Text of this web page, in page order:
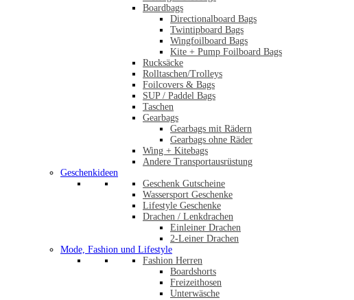
Boardbags
Directionalboard Bags
Twintipboard Bags
Wingfoilboard Bags
Kite + Pump Foilboard Bags
Rucksäcke
Rolltaschen/Trolleys
Foilcovers & Bags
SUP / Paddel Bags
Taschen
Gearbags
Gearbags mit Rädern
Gearbags ohne Räder
Wing + Kitebags
Andere Transportausrüstung
Geschenkideen
Geschenk Gutscheine
Wassersport Geschenke
Lifestyle Geschenke
Drachen / Lenkdrachen
Einleiner Drachen
2-Leiner Drachen
Mode, Fashion und Lifestyle
Fashion Herren
Boardshorts
Freizeithosen
Unterwäsche